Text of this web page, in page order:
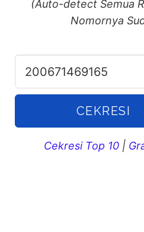
(Auto-detect Semua
Nomornya
CEKRESI
Cekresi Top 10 |